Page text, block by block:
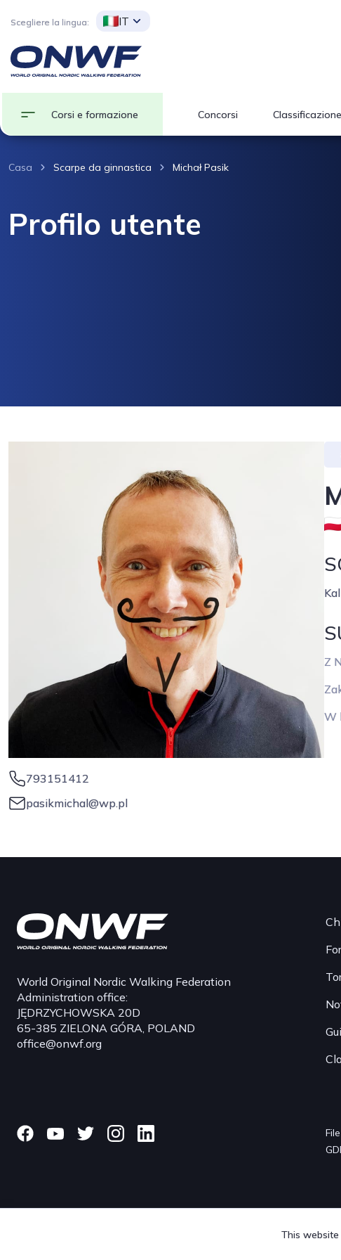
Scegliere la lingua: IT
Corsi e formazione Concorsi Classificazione
Casa Scarpe da ginnastica Michał Pasik
Profilo utente
793151412
pasikmichal@wp.pl
Z
W
This website
World Original Nordic Walking Federation
Administration office:
JĘDRZYCHOWSKA 20D
65-385 ZIELONA GÓRA, POLAND
office@onwf.org